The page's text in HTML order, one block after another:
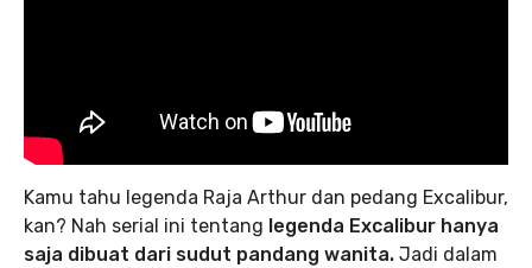
Kamu tahu legenda Raja Arthur dan pedang Excalibur,
kan? Nah serial ini tentang legenda Excalibur hanya
saja dibuat dari sudut pandang wanita. Jadi dalam